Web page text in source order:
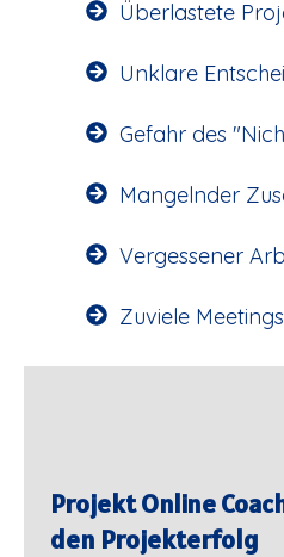
Überlastete
Unklare
Gefahr des
Mangelnder
Vergessener
Zuviele Meetings
Projekt Online
den Projekterfolg